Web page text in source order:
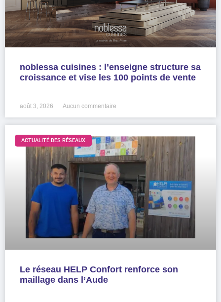
noblessa cuisines : l’enseigne structure sa
croissance et vise les 100 points de vente
août 3, 2026 Aucun commentaire
ACTUALITÉ DES RÉSEAUX
Le réseau HELP Confort renforce son
maillage dans l’Aude